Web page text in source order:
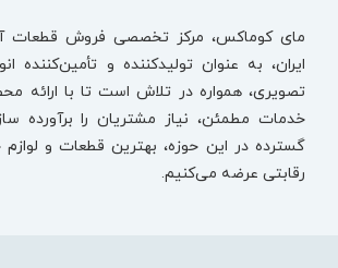
مای کوماکس، مرکز تخصصی فروش قطعات
ایران، به عنوان تولیدکننده و تأمین‌کننده
تصویری، همواره در تلاش است تا با ارائه
خدمات مطمئن، نیاز مشتریان را برآورده
گسترده در این حوزه، بهترین قطعات و لوازم
رقابتی عرضه می‌کنیم.